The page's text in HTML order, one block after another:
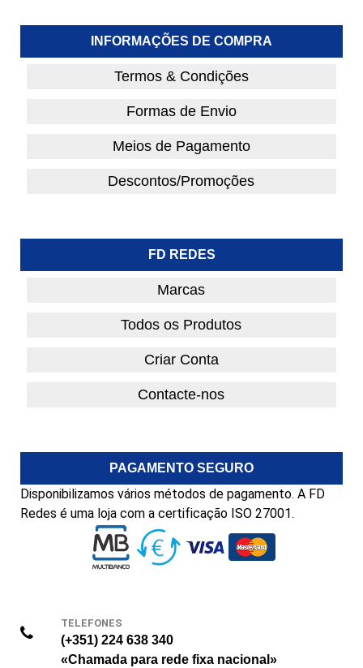
INFORMAÇÕES DE COMPRA
Termos & Condições
Formas de Envio
Meios de Pagamento
Descontos/Promoções
FD REDES
Marcas
Todos os Produtos
Criar Conta
Contacte-nos
PAGAMENTO SEGURO
Disponibilizamos vários métodos de pagamento. A FD
Redes é uma loja com a certificação ISO 27001.
TELEFONES
(+351) 224 638 340
«Chamada para rede fixa nacional»